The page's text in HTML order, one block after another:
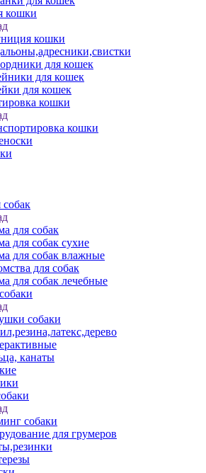
кошки
кошки
для кошек
для кошек
для кошек
кошки
кошки
для собак
для собак сухие
для собак влажные
для собак
для собак лечебные
собаки
канаты
собаки
для грумеров